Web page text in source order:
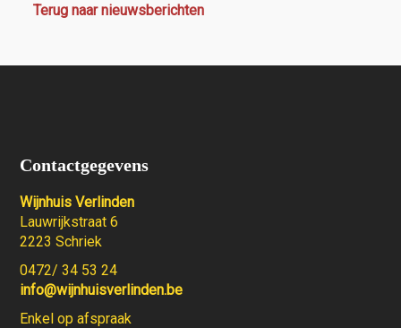
Terug naar nieuwsberichten
Contactgegevens
Wijnhuis Verlinden
Lauwrijkstraat 6
2223 Schriek
0472/ 34 53 24
info@wijnhuisverlinden.be
Enkel op afspraak